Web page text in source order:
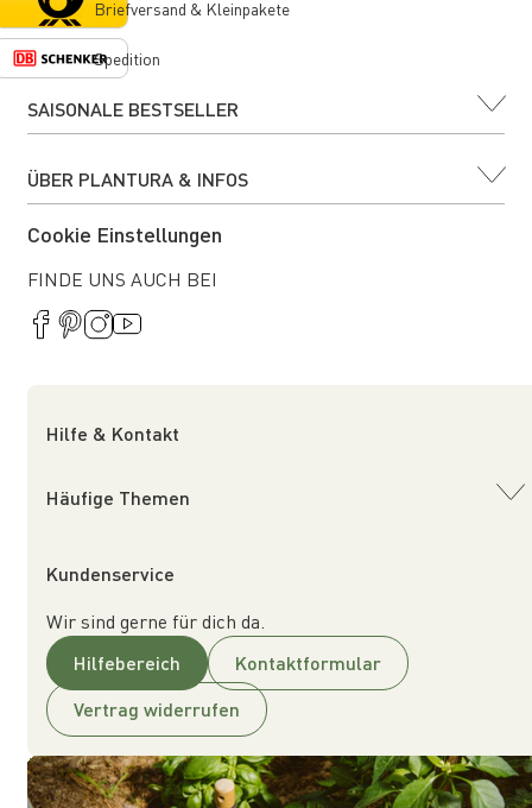
SAISONALE BESTSELLER
ÜBER PLANTURA & INFOS
Cookie Einstellungen
FINDE UNS AUCH BEI
Briefversand & Kleinpakete
Spedition
Hilfe & Kontakt
Häufige Themen
Kundenservice
Wir sind gerne für dich da.
Hilfebereich
Kontaktformular
Vertrag widerrufen